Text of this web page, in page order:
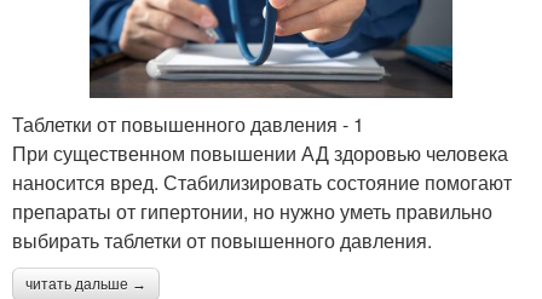
Таблетки от повышенного давления - 1
При существенном повышении АД здоровью человека
наносится вред. Стабилизировать состояние помогают
препараты от гипертонии, но нужно уметь правильно
выбирать таблетки от повышенного давления.
читать дальше →